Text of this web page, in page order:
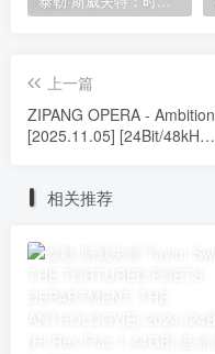
上一篇
ZIPANG OPERA - Ambition
[2025.11.05] [24Bit/48kHz]
相关推荐